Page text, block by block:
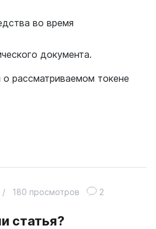
во время
документа.
рассматриваемом токене
статья?
/ 180 просмотров 2